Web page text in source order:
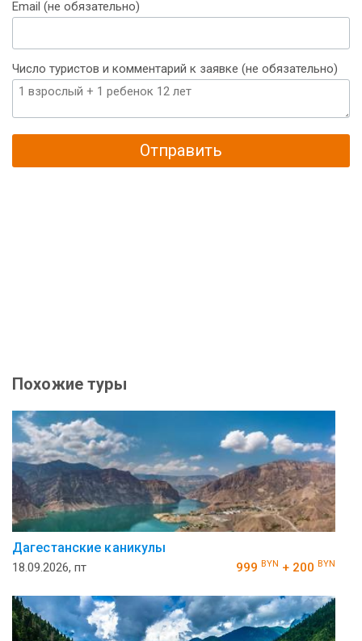
Email (не обязательно)
Число туристов и комментарий к заявке (не обязательно)
Отправить
Похожие туры
Дагестанские каникулы
18.09.2026, пт 999 BYN + 200 BYN